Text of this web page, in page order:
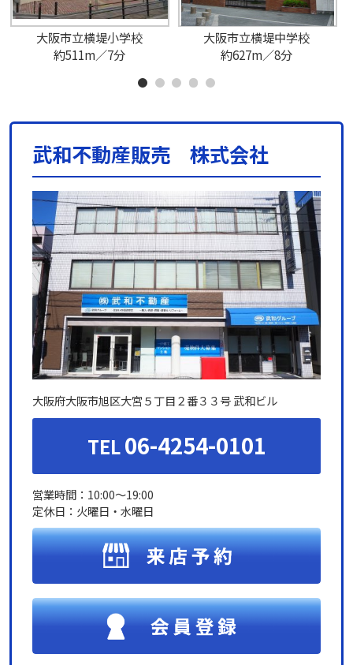
大阪市立横堤小学校
約511m／7分
大阪市立横堤中学校
約627m／8分
武和不動産販売 株式会社
大阪府大阪市旭区大宮５丁目２番３３号 武和ビル
TEL06-4254-0101
営業時間：10:00～19:00
定休日：火曜日・水曜日